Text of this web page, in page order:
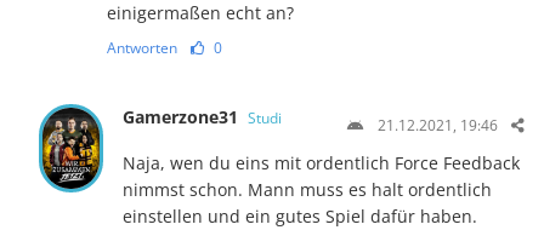
einigermaßen echt an?
Antworten 0
Gamerzone31 Studi 21.12.2021, 19:46
Naja, wen du eins mit ordentlich Force Feedback
nimmst schon. Mann muss es halt ordentlich
einstellen und ein gutes Spiel dafür haben.